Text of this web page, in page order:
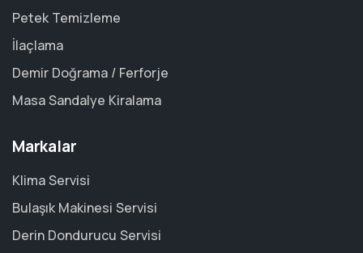
Petek Temizleme
İlaçlama
Demir Doğrama / Ferforje
Masa Sandalye Kiralama
Markalar
Klima Servisi
Bulaşık Makinesi Servisi
Derin Dondurucu Servisi